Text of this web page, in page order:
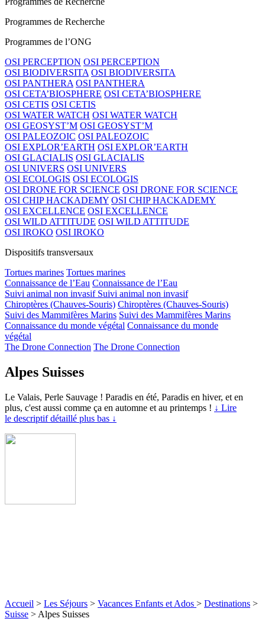
Programmes de Recherche
Programmes de l’ONG
OSI PERCEPTION OSI PERCEPTION
OSI BIODIVERSITA OSI BIODIVERSITA
OSI PANTHERA OSI PANTHERA
OSI CETA’BIOSPHERE OSI CETA’BIOSPHERE
OSI CETIS OSI CETIS
OSI WATER WATCH OSI WATER WATCH
OSI GEOSYST’M OSI GEOSYST’M
OSI PALEOZOIC OSI PALEOZOIC
OSI EXPLOR’EARTH OSI EXPLOR’EARTH
OSI GLACIALIS OSI GLACIALIS
OSI UNIVERS OSI UNIVERS
OSI ECOLOGIS OSI ECOLOGIS
OSI DRONE FOR SCIENCE OSI DRONE FOR SCIENCE
OSI CHIP HACKADEMY OSI CHIP HACKADEMY
OSI EXCELLENCE OSI EXCELLENCE
OSI WILD ATTITUDE OSI WILD ATTITUDE
OSI IROKO OSI IROKO
Dispositifs transversaux
Tortues marines Tortues marines
Connaissance de l’Eau Connaissance de l’Eau
Suivi animal non invasif Suivi animal non invasif
Chiroptères (Chauves-Souris) Chiroptères (Chauves-Souris)
Suivi des Mammifères Marins Suivi des Mammifères Marins
Connaissance du monde végétal Connaissance du monde
végétal
The Drone Connection The Drone Connection
Alpes Suisses
Le Valais, Perle Sauvage ! Paradis en été, Paradis en hiver, et en
plus, c'est aussi comme ça en automne et au printemps ! ↓ Lire
le descriptif détaillé plus bas ↓
Accueil > Les Séjours > Vacances Enfants et Ados > Destinations >
Suisse > Alpes Suisses